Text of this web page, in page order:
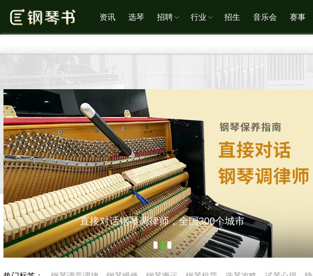
资讯 选琴 招聘 行业 招生 音乐会 赛事
直接对话钢琴调律师，全国300个城市